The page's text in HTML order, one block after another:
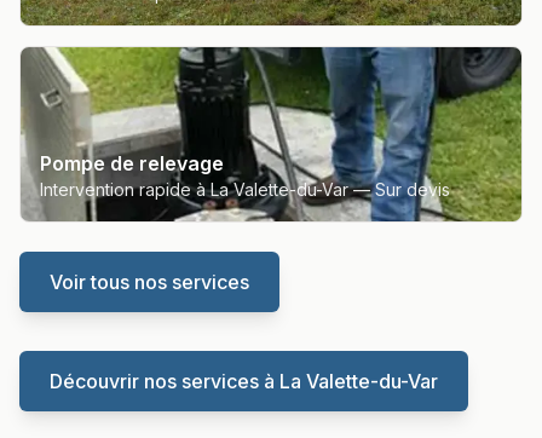
Pompe de relevage
Intervention rapide à La Valette-du-Var —Sur devis
Voir tous nos services
Découvrir nos services à La Valette-du-Var